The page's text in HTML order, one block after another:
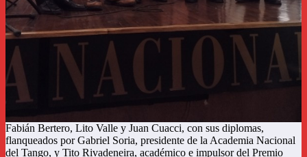
Fabián Bertero, Lito Valle y Juan Cuacci, con sus diplomas,
flanqueados por Gabriel Soria, presidente de la Academia Nacional
del Tango, y Tito Rivadeneira, académico e impulsor del Premio